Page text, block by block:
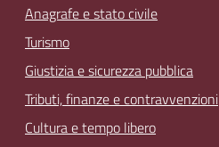
Anagrafe e stato civile
Turismo
Giustizia e sicurezza pubblica
Tributi, finanze e contravvenzioni
Cultura e tempo libero